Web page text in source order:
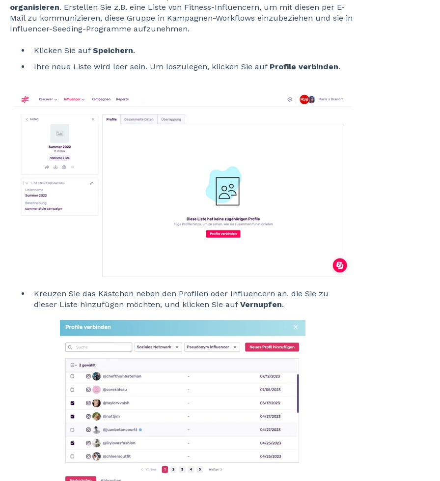
organisieren. Erstellen Sie z.B. eine Liste von Fitness-Influencern, um mit diesen per E-
Mail zu kommunizieren, diese Gruppe in Kampagnen-Workflows einzubeziehen und sie in
Influencer-Seeding-Programme aufzunehmen.
Klicken Sie auf Speichern.
Ihre neue Liste wird leer sein. Um loszulegen, klicken Sie auf Profile verbinden.
Kreuzen Sie das Kästchen neben den Profilen oder Influencern an, die Sie zu
dieser Liste hinzufügen möchten, und klicken Sie auf Vernupfen.